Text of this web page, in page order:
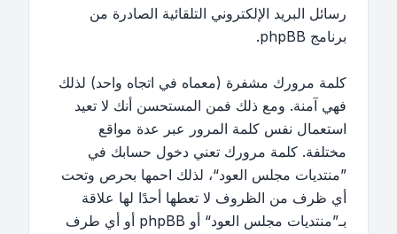
رسائل البريد الإلكتروني التلقائية الصادرة من
برنامج phpBB.
كلمة مرورك مشفرة (معماه في اتجاه واحد) لذلك
فهي آمنة. ومع ذلك فمن المستحسن أنك لا تعيد
استعمال نفس كلمة المرور عبر عدة مواقع
مختلفة. كلمة مرورك تعني دخول حسابك في
”منتديات مجلس العود“، لذلك احمها بحرص وتحت
أي ظرف من الظروف لا تعطها أحدًا لها علاقة
بـ”منتديات مجلس العود“ أو phpBB أو أي طرف